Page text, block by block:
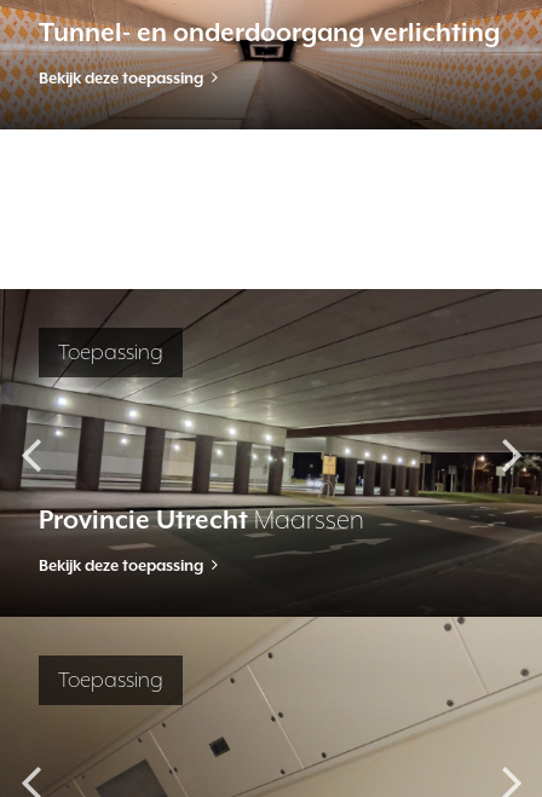
en onderdoorgang verlichting
toepassing Bekijk
Toepassing
Provincie UtrechtMaarssen
Bekijk deze toepassing
Toepassing